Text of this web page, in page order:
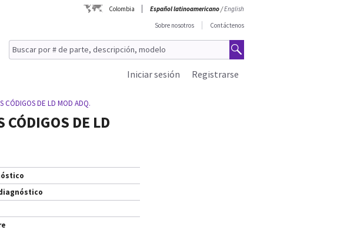
Colombia Español latinoamericano/English
Sobre nosotros
Contáctenos
Registrarse
Iniciar sesión
CÓDIGOS DE LD MOD ADQ.
CÓDIGOS DE LD